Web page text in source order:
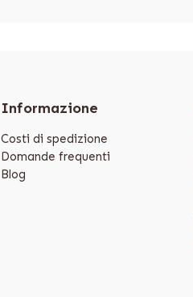
Informazione
Costi di spedizione
Domande frequenti
Blog